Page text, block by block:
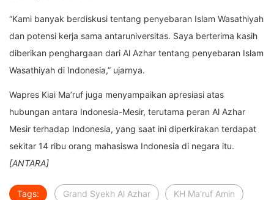
“Kami banyak berdiskusi tentang penyebaran Islam Wasathiyah
dan potensi kerja sama antaruniversitas. Saya berterima kasih
diberikan penghargaan dari Al Azhar tentang penyebaran Islam
Wasathiyah di Indonesia,” ujarnya.
Wapres Kiai Ma’ruf juga menyampaikan apresiasi atas
hubungan antara Indonesia-Mesir, terutama peran Al Azhar
Mesir terhadap Indonesia, yang saat ini diperkirakan terdapat
sekitar 14 ribu orang mahasiswa Indonesia di negara itu.
[ANTARA]
Tags: Grand Syekh Al Azhar KH Ma'ruf Amin